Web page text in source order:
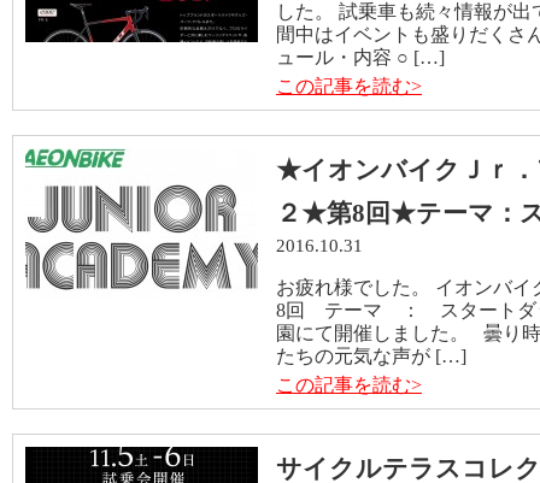
した。 試乗車も続々情報が
間中はイベントも盛りだくさ
ュール・内容 ○ […]
この記事を読む>
★イオンバイクＪｒ
２★第8回★テーマ：
2016.10.31
お疲れ様でした。 イオンバ
8回 テーマ ： スタートダ
園にて開催しました。 曇り
たちの元気な声が […]
この記事を読む>
サイクルテラスコレ